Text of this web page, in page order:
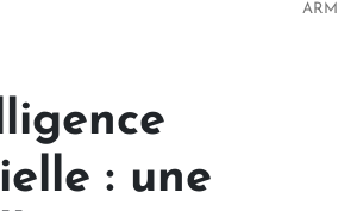
ARM
: une